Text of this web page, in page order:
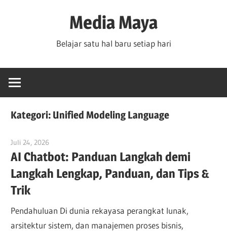
Media Maya
Belajar satu hal baru setiap hari
Kategori: Unified Modeling Language
Juli 24, 2026
AI Chatbot: Panduan Langkah demi
Langkah Lengkap, Panduan, dan Tips &
Trik
Pendahuluan Di dunia rekayasa perangkat lunak,
arsitektur sistem, dan manajemen proses bisnis,